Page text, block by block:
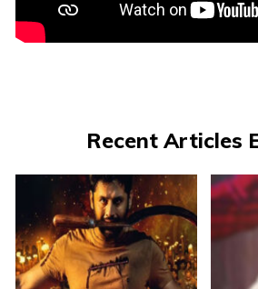
Recent Articles